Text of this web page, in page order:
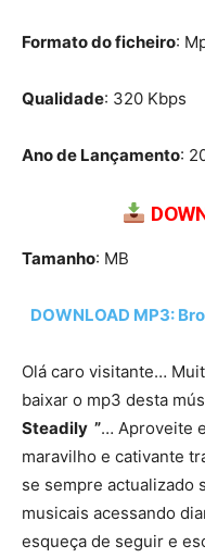
Formato do ficheiro:
Qualidade: 320 Kbps
Ano de Lançamento:
Tamanho: MB
DOWNLOAD MP3:
Olá caro visitante…
baixar o mp3 desta
Steadily ”… Aproveite
maravilho e cativante
se sempre actualizado
musicais acessando
esqueça de seguir e